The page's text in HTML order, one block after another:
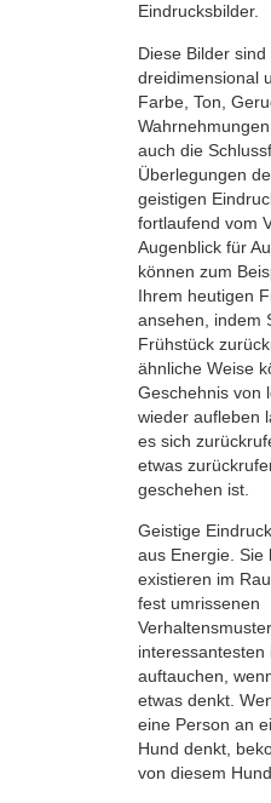
Eindrucksbilder.
Diese Bilder sind
dreidimensional
Farbe, Ton,
auch die
Überlegungen
geistigen
fortlaufend vom
Augenblick für
können zum
Ihrem heutigen
ansehen, indem
Frühstück
ähnliche Weise
Geschehnis von
wieder aufleben
es sich
etwas
geschehen ist.
Geistige
aus Energie. Sie
existieren im
fest umrissenen
interessantesten
auftauchen,
etwas denkt.
eine Person an
Hund denkt,
von diesem